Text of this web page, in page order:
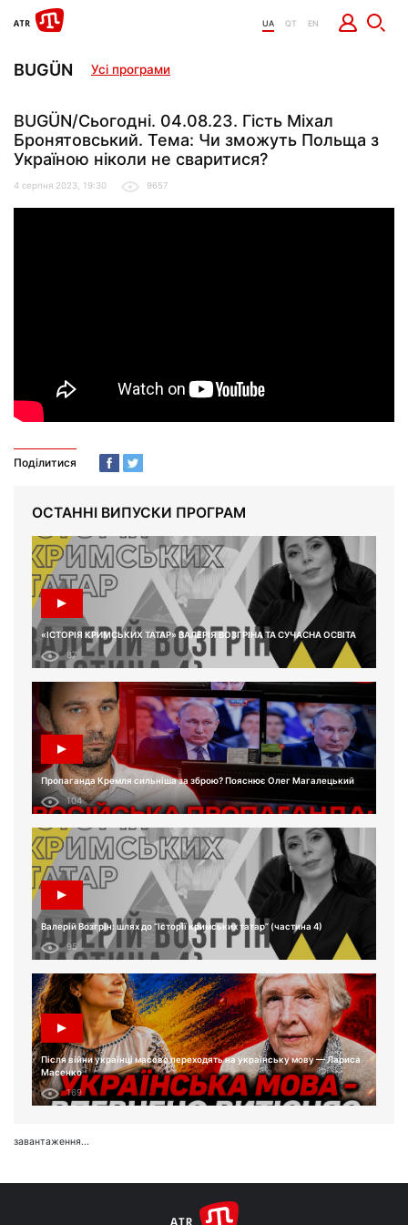
UA QT EN
BUGÜN Усі програми
BUGÜN/Сьогодні. 04.08.23. Гість Міхал
Бронятовський. Тема: Чи зможуть Польща з
Україною ніколи не сваритися?
4 серпня 2023, 19:30 9657
Поділитися
ОСТАННІ ВИПУСКИ ПРОГРАМ
«ІСТОРІЯ КРИМСЬКИХ ТАТАР» ВАЛЕРІЯ ВОЗГРІНА ТА СУЧАСНА ОСВІТА
87
Пропаганда Кремля сильніша за зброю? Пояснює Олег Магалецький
104
Валерій Возгрін: шлях до “Історії кримських татар” (частина 4)
95
Після війни українці масово переходять на українську мову — Лариса
Масенко
169
завантаження...